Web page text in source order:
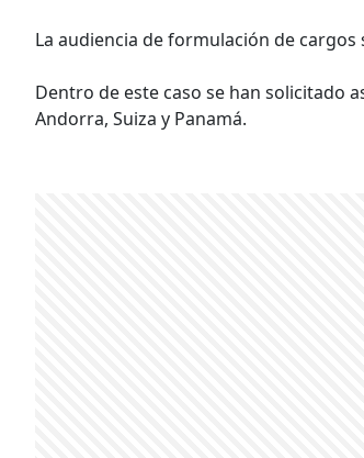
La audiencia de formulación de
Dentro de este caso se han solicitado
Andorra, Suiza y Panamá.